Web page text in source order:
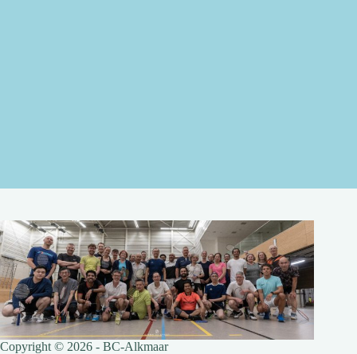
Copyright © 2026 - BC-Alkmaar